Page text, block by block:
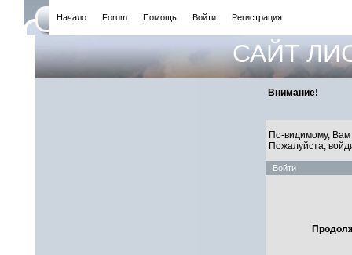
Начало Forum Помощь Войти Регистрация
САЙТ
Внимание!
По-видимому, Вам
Пожалуйста,
Войти